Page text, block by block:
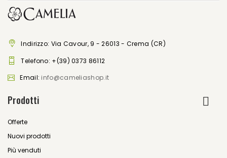
Indirizzo: Via Cavour, 9 - 26013 - Crema (CR)
Telefono: +(39) 0373 86112
Email: info@cameliashop.it
Prodotti
Offerte
Nuovi prodotti
Più venduti